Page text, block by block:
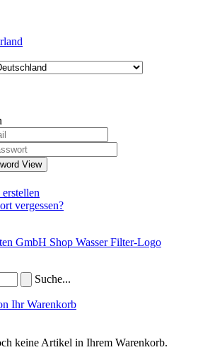
View
vergessen?
Suche...
Ihr Warenkorb
keine Artikel in Ihrem Warenkorb.